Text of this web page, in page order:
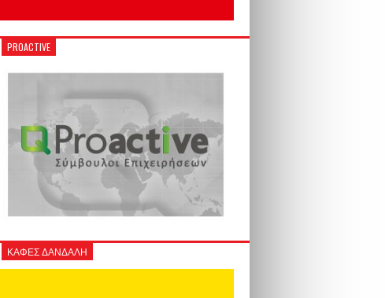
PROACTIVE
ΚΑΦΕΣ ΔΑΝΔΑΛΗ